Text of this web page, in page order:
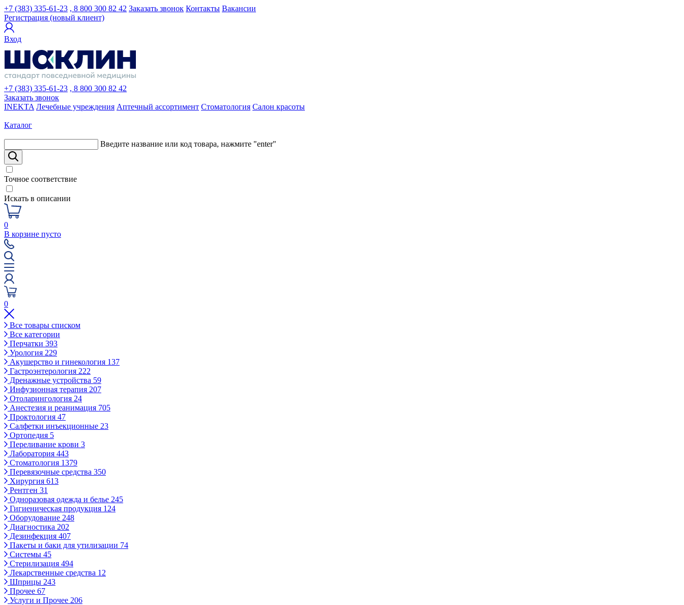
+7 (383) 335-61-23 , 8 800 300 82 42 Заказать звонок Контакты Вакансии
Регистрация (новый клиент)
Вход
+7 (383) 335-61-23 , 8 800 300 82 42
Заказать звонок
INEKTA Лечебные учреждения Аптечный ассортимент Стоматология Салон красоты
Каталог
Введите название или код товара, нажмите "enter"
Точное соответствие
Искать в описании
0
В корзине пусто
0
Все товары списком
Все категории
Перчатки 393
Урология 229
Акушерство и гинекология 137
Гастроэнтерология 222
Дренажные устройства 59
Инфузионная терапия 207
Отоларингология 24
Анестезия и реанимация 705
Проктология 47
Салфетки инъекционные 23
Ортопедия 5
Переливание крови 3
Лаборатория 443
Стоматология 1379
Перевязочные средства 350
Хирургия 613
Рентген 31
Одноразовая одежда и белье 245
Гигиеническая продукция 124
Оборудование 248
Диагностика 202
Дезинфекция 407
Пакеты и баки для утилизации 74
Системы 45
Стерилизация 494
Лекарственные средства 12
Шприцы 243
Прочее 67
Услуги и Прочее 206